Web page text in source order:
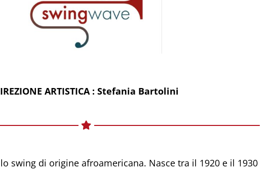
ARTISTICA : Stefania Bartolini
swing di origine afroamericana. Nasce tra il 1920 e il 1930